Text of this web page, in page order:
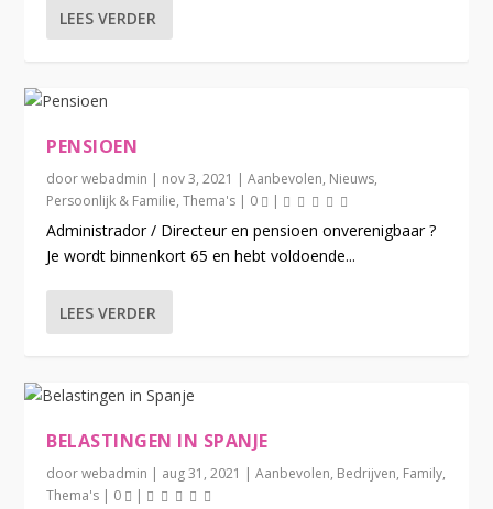
LEES VERDER
PENSIOEN
doorwebadmin | nov 3, 2021 |Aanbevolen, Nieuws,
Persoonlijk & Familie,Thema's | 0 |
Administrador / Directeur en pensioen onverenigbaar ?
Je wordt binnenkort 65 en hebt voldoende...
LEES VERDER
BELASTINGEN IN SPANJE
doorwebadmin | aug 31, 2021 |Aanbevolen, Bedrijven, Family,
Thema's | 0 |